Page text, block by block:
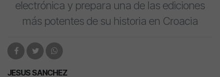
electrónica y prepara una de las ediciones
más potentes de su historia en Croacia
JESUS SANCHEZ